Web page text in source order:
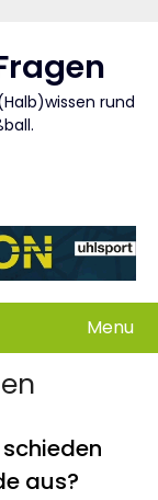
rund
Menu
aus?